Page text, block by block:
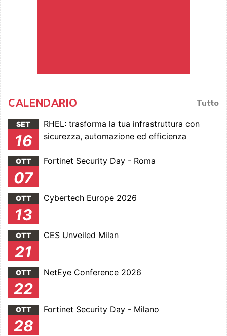
CALENDARIO Tutto
SET
16
RHEL: trasforma la tua infrastruttura con
sicurezza, automazione ed efficienza
OTT
07
Fortinet Security Day - Roma
OTT
13
Cybertech Europe 2026
OTT
21
CES Unveiled Milan
OTT
22
NetEye Conference 2026
OTT
28
Fortinet Security Day - Milano